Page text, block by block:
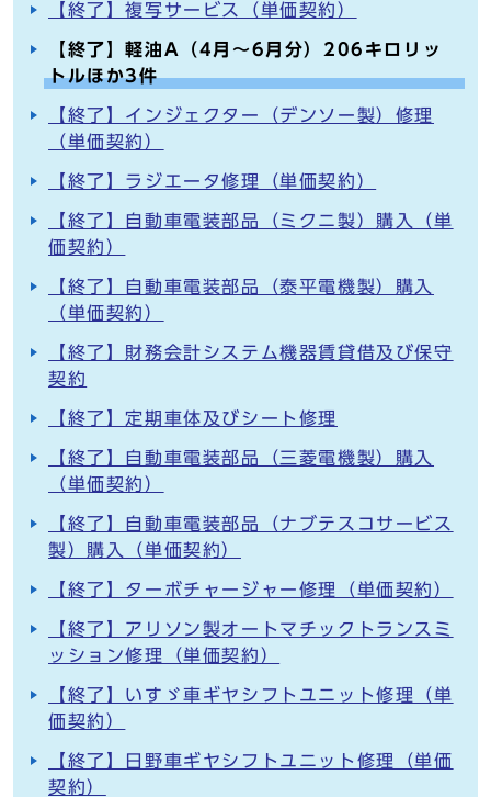
【終了】複写サービス（単価契約）
【終了】軽油A（4月～6月分）206キロリッ
トルほか3件
【終了】インジェクター（デンソー製）修理
（単価契約）
【終了】ラジエータ修理（単価契約）
【終了】自動車電装部品（ミクニ製）購入（単
価契約）
【終了】自動車電装部品（泰平電機製）購入
（単価契約）
【終了】財務会計システム機器賃貸借及び保守
契約
【終了】定期車体及びシート修理
【終了】自動車電装部品（三菱電機製）購入
（単価契約）
【終了】自動車電装部品（ナブテスコサービス
製）購入（単価契約）
【終了】ターボチャージャー修理（単価契約）
【終了】アリソン製オートマチックトランスミ
ッション修理（単価契約）
【終了】いすゞ車ギヤシフトユニット修理（単
価契約）
【終了】日野車ギヤシフトユニット修理（単価
契約）